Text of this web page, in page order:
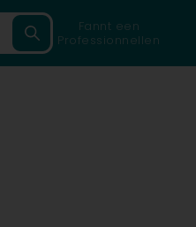
Fannt een
Professionnellen